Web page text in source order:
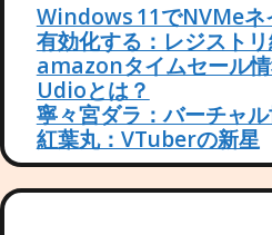
Windows 11でNVMeネ
有効化する：レジスト
amazonタイムセール
Udioとは？
寧々宮ダラ：バーチャ
紅葉丸：VTuberの新星